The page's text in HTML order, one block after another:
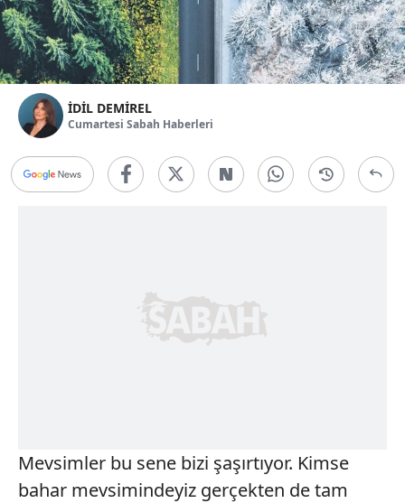
İDİL DEMİREL
Cumartesi Sabah Haberleri
Mevsimler bu sene bizi şaşırtıyor. Kimse
bahar mevsimindeyiz gerçekten de tam